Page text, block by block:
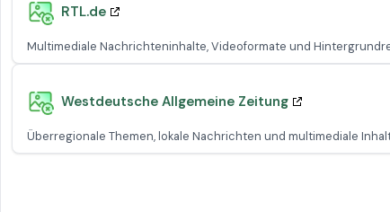
RTL.de
Multimediale Nachrichteninhalte, Videoformate und
Westdeutsche Allgemeine Zeitung
Überregionale Themen, lokale Nachrichten und multimediale